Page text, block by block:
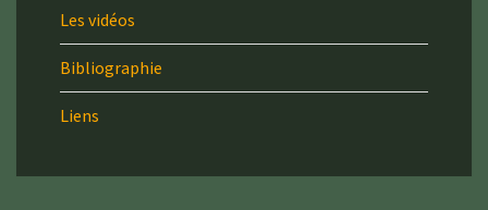
Les vidéos
Bibliographie
Liens